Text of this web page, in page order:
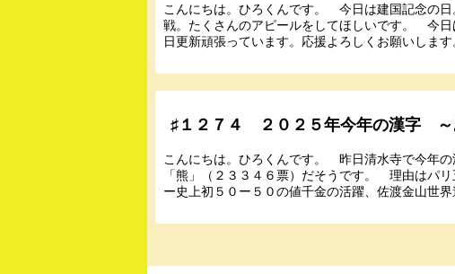
こんにちは。ひろくんです。 今日は建国記念の
戦。たくさんのアピールをしてほしいです。 今
日更新頑張っています。応援よろしくお願いしま
♯１２７４ ２０２５年今年の漢字 ～
こんにちは。ひろくんです。 昨日清水寺で今年
「熊」（２３３４６票）だそうです。 理由はパ
ー史上初５０ー５０の値千金の活躍、佐渡金山世